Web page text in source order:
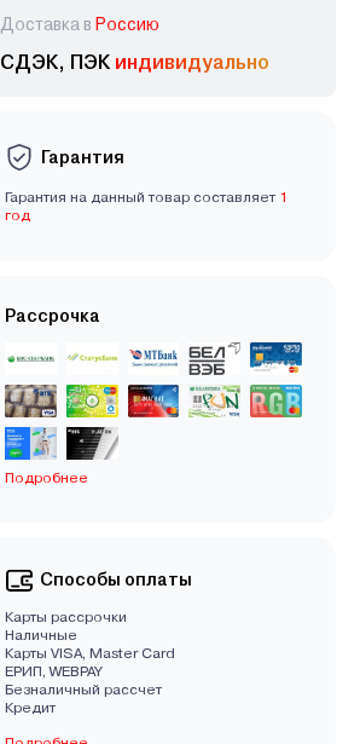
Доставка в Россию
СДЭК, ПЭК индивидуально
Гарантия
Гарантия на данный товар составляет 1
год
Рассрочка
Подробнее
Способы оплаты
Карты рассрочки
Наличные
Карты VISA, Master Card
EРИП, WEBPAY
Безналичный рассчет
Кредит